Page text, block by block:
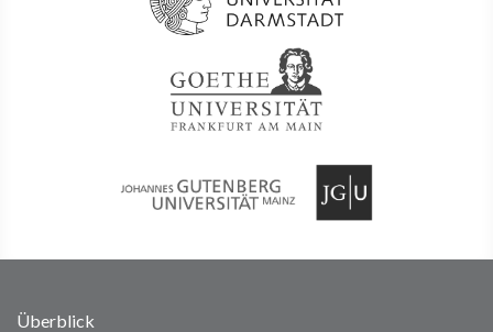
Überblick